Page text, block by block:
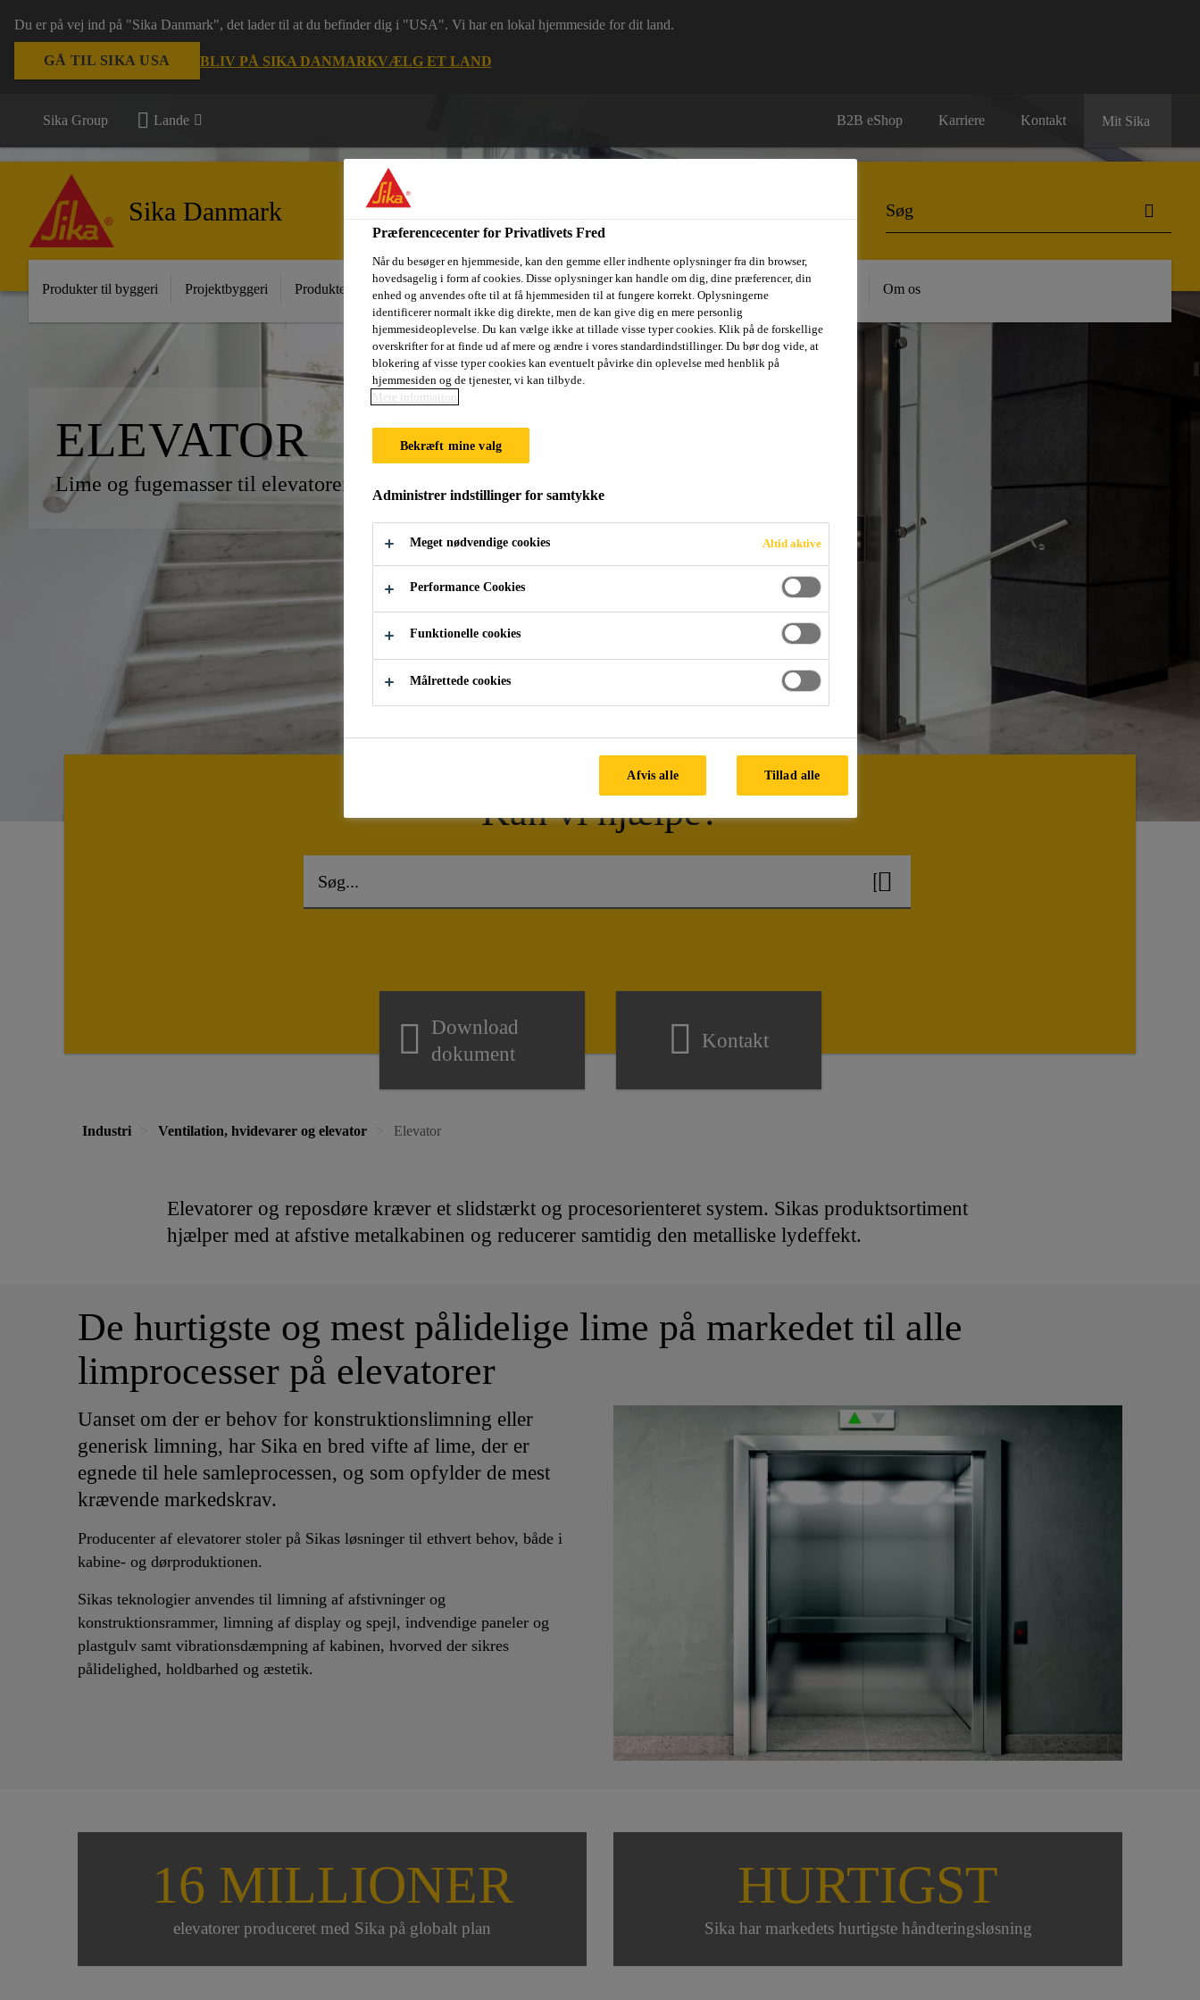
Du er på vej ind på "Sika Danmark", det lader til at du befinder dig i "USA". Vi har en lokal hjemmeside for dit land.
GÅ TIL SIKA USA BLIV PÅ SIKA DANMARKVÆLG ET LAND
Sika Group Lande B2B eShop Karriere Kontakt Mit Sika
Sika Danmark
Produkter til byggeri Projektbyggeri Produkter til industri Dokumenter Digital værktøjskasse Referencer Bæredygtighed Om os
ELEVATOR
Lime og fugemasser til elevatorer
Kan vi hjælpe?
Download
dokument
Kontakt
Industri Ventilation, hvidevarer og elevator Elevator
Elevatorer og reposdøre kræver et slidstærkt og procesorienteret system. Sikas produktsortiment
hjælper med at afstive metalkabinen og reducerer samtidig den metalliske lydeffekt.
De hurtigste og mest pålidelige lime på markedet til alle
limprocesser på elevatorer
Uanset om der er behov for konstruktionslimning eller
generisk limning, har Sika en bred vifte af lime, der er
egnede til hele samleprocessen, og som opfylder de mest
krævende markedskrav.
Producenter af elevatorer stoler på Sikas løsninger til ethvert behov, både i
kabine- og dørproduktionen.
Sikas teknologier anvendes til limning af afstivninger og
konstruktionsrammer, limning af display og spejl, indvendige paneler og
plastgulv samt vibrationsdæmpning af kabinen, hvorved der sikres
pålidelighed, holdbarhed og æstetik.
16 MILLIONER
elevatorer produceret med Sika på globalt plan
HURTIGST
Sika har markedets hurtigste håndteringsløsning
Præferencecenter for Privatlivets Fred
Når du besøger en hjemmeside, kan den gemme eller indhente oplysninger fra din browser,
hovedsagelig i form af cookies. Disse oplysninger kan handle om dig, dine præferencer, din
enhed og anvendes ofte til at få hjemmesiden til at fungere korrekt. Oplysningerne
identificerer normalt ikke dig direkte, men de kan give dig en mere personlig
hjemmesideoplevelse. Du kan vælge ikke at tillade visse typer cookies. Klik på de forskellige
overskrifter for at finde ud af mere og ændre i vores standardindstillinger. Du bør dog vide, at
blokering af visse typer cookies kan eventuelt påvirke din oplevelse med henblik på
hjemmesiden og de tjenester, vi kan tilbyde.
Mere information
Bekræft mine valg
Administrer indstillinger for samtykke
Meget nødvendige cookies Altid aktive
Performance Cookies
Funktionelle cookies
Målrettede cookies
Afvis alle Tillad alle